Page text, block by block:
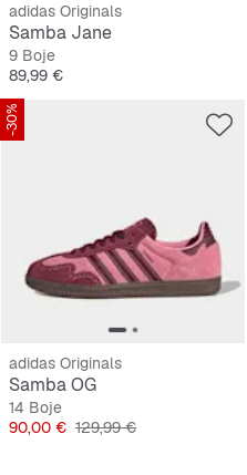
adidas Originals
Samba Jane
9 Boje
Cijena
89,99 €
-30%
adidas Originals
Samba OG
14 Boje
Cijena
90,00 € Originalna cijena
129,99 €